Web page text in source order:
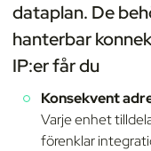
dataplan. De
hanterbar
IP:er får du
Konsekvent
Varje enhet
förenklar